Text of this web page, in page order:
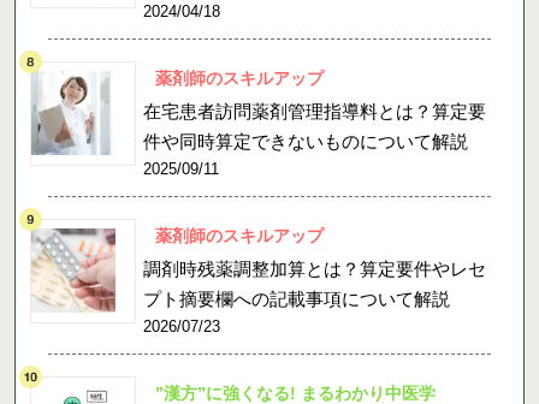
2024/04/18
薬剤師のスキルアップ
在宅患者訪問薬剤管理指導料とは？算定要
件や同時算定できないものについて解説
2025/09/11
薬剤師のスキルアップ
調剤時残薬調整加算とは？算定要件やレセ
プト摘要欄への記載事項について解説
2026/07/23
”漢方”に強くなる! まるわかり中医学